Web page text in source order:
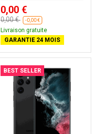
0,00 €
0,00 € -0,00 €
Livraison gratuite
GARANTIE 24 MOIS
BEST SELLER